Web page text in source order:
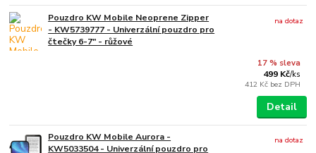
Pouzdro KW Mobile Neoprene Zipper
- KW5739777 - Univerzální pouzdro pro
čtečky 6-7" - růžové
17 % sleva
499 Kč/ks
412 Kč bez DPH
na dotaz
Detail
Pouzdro KW Mobile Aurora -
KW5033504 - Univerzální pouzdro pro
na dotaz